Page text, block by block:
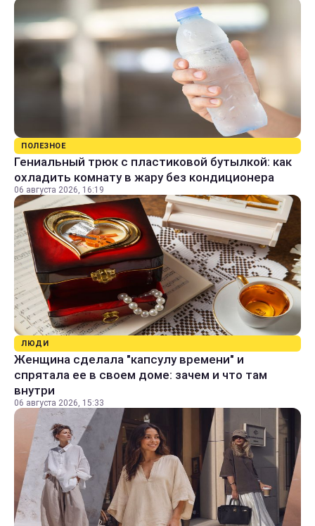
ПОЛЕЗНОЕ
Гениальный трюк с пластиковой бутылкой: как
охладить комнату в жару без кондиционера
06 августа 2026, 16:19
ЛЮДИ
Женщина сделала "капсулу времени" и
спрятала ее в своем доме: зачем и что там
внутри
06 августа 2026, 15:33